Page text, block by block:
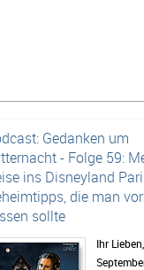
Gedanken um
- Folge 59:
ins Disneyland
die man
sollte
Ihr